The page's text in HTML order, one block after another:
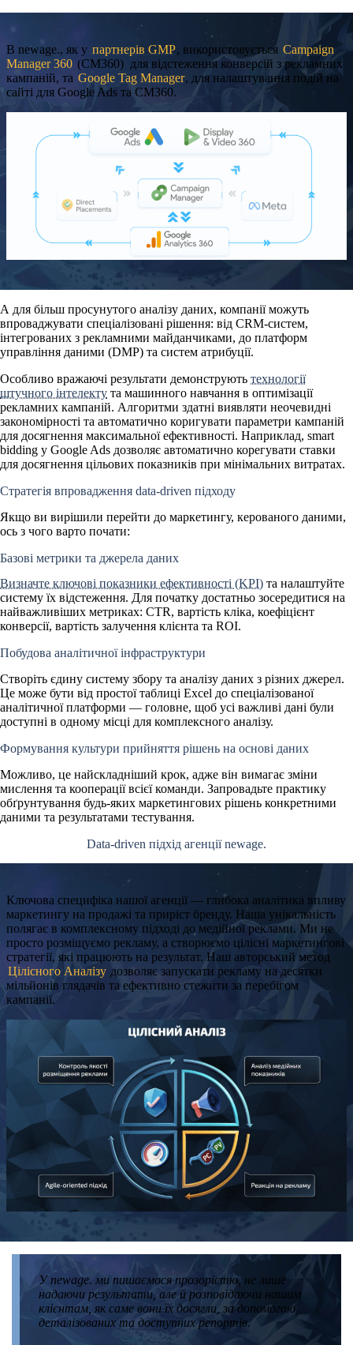
В newage., як у партнерів GMP, використовується Campaign
Manager 360 (CM360) для відстеження конверсій з рекламних
кампаній, та Google Tag Manager, для налаштування подій на
сайті для Google Ads та CM360.
А для більш просунутого аналізу даних, компанії можуть
впроваджувати спеціалізовані рішення: від CRM-систем,
інтегрованих з рекламними майданчиками, до платформ
управління даними (DMP) та систем атрибуції.
Особливо вражаючі результати демонструють технології
штучного інтелекту та машинного навчання в оптимізації
рекламних кампаній. Алгоритми здатні виявляти неочевидні
закономірності та автоматично коригувати параметри кампаній
для досягнення максимальної ефективності. Наприклад, smart
bidding у Google Ads дозволяє автоматично корегувати ставки
для досягнення цільових показників при мінімальних витратах.
Стратегія впровадження data-driven підходу
Якщо ви вирішили перейти до маркетингу, керованого даними,
ось з чого варто почати:
Базові метрики та джерела даних
Визначте ключові показники ефективності (KPI) та налаштуйте
систему їх відстеження. Для початку достатньо зосередитися на
найважливіших метриках: CTR, вартість кліка, коефіцієнт
конверсії, вартість залучення клієнта та ROI.
Побудова аналітичної інфраструктури
Створіть єдину систему збору та аналізу даних з різних джерел.
Це може бути від простої таблиці Excel до спеціалізованої
аналітичної платформи — головне, щоб усі важливі дані були
доступні в одному місці для комплексного аналізу.
Формування культури прийняття рішень на основі даних
Можливо, це найскладніший крок, адже він вимагає зміни
мислення та кооперації всієї команди. Запровадьте практику
обґрунтування будь-яких маркетингових рішень конкретними
даними та результатами тестування.
Data-driven підхід агенції newage.
Ключова специфіка нашої агенції — глибока аналітика впливу
маркетингу на продажі та приріст бренду. Наша унікальність
полягає в комплексному підході до медійної реклами. Ми не
просто розміщуємо рекламу, а створюємо цілісні маркетингові
стратегії, які працюють на результат. Наш авторський метод
Цілісного Аналізу дозволяє запускати рекламу на десятки
мільйонів глядачів та ефективно стежити за перебігом
кампанії.
У newage. ми пишаємося прозорістю, не лише
надаючи результати, але й розповідаючи нашим
клієнтам, як саме вони їх досягли, за допомогою
деталізованих та доступних репортів.